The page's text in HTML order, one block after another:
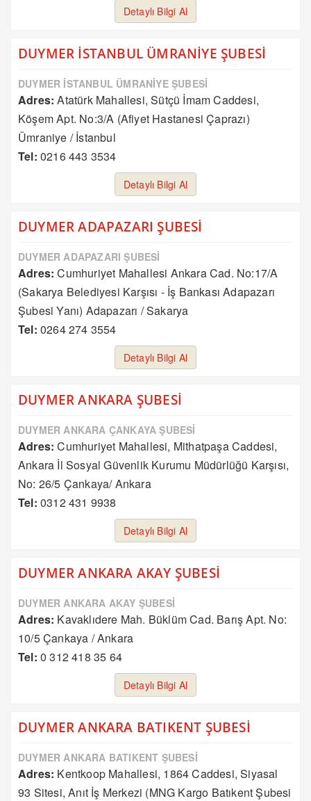
Detaylı Bilgi Al
DUYMER İSTANBUL ÜMRANİYE ŞUBESİ
DUYMER İSTANBUL ÜMRANİYE ŞUBESİ
Adres: Atatürk Mahallesi, Sütçü İmam Caddesi,
Köşem Apt. No:3/A (Afiyet Hastanesi Çaprazı)
Ümraniye / İstanbul
Tel: 0216 443 3534
Detaylı Bilgi Al
DUYMER ADAPAZARI ŞUBESİ
DUYMER ADAPAZARI ŞUBESİ
Adres: Cumhuriyet Mahallesi Ankara Cad. No:17/A
(Sakarya Belediyesi Karşısı - İş Bankası Adapazarı
Şubesi Yanı) Adapazarı / Sakarya
Tel: 0264 274 3554
Detaylı Bilgi Al
DUYMER ANKARA ŞUBESİ
DUYMER ANKARA ÇANKAYA ŞUBESİ
Adres: Cumhuriyet Mahallesi, Mithatpaşa Caddesi,
Ankara İl Sosyal Güvenlik Kurumu Müdürlüğü Karşısı,
No: 26/5 Çankaya/ Ankara
Tel: 0312 431 9938
Detaylı Bilgi Al
DUYMER ANKARA AKAY ŞUBESİ
DUYMER ANKARA AKAY ŞUBESİ
Adres: Kavaklıdere Mah. Büklüm Cad. Barış Apt. No:
10/5 Çankaya / Ankara
Tel: 0 312 418 35 64
Detaylı Bilgi Al
DUYMER ANKARA BATIKENT ŞUBESİ
DUYMER ANKARA BATIKENT ŞUBESİ
Adres: Kentkoop Mahallesi, 1864 Caddesi, Siyasal
93 Sitesi, Anıt İş Merkezi (MNG Kargo Batıkent Şubesi